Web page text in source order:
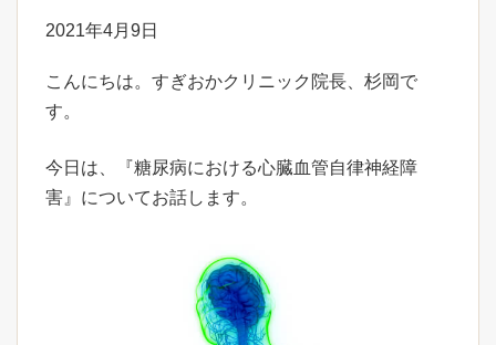
2021年4月9日
こんにちは。すぎおかクリニック院長、杉岡で
す。
今日は、『糖尿病における心臓血管自律神経障
害』についてお話します。